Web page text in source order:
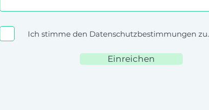
Ich stimme den Datenschutzbestimmungen zu.
Einreichen